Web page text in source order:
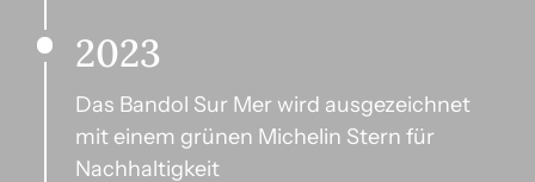
2023
Das Bandol Sur Mer wird ausgezeichnet
mit einem grünen Michelin Stern für
Nachhaltigkeit